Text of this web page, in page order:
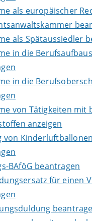
als europäischer
als Spätaussiedler
in die
in die
von Tätigkeiten mit
anzeigen
von
BAföG beantragen
für einen